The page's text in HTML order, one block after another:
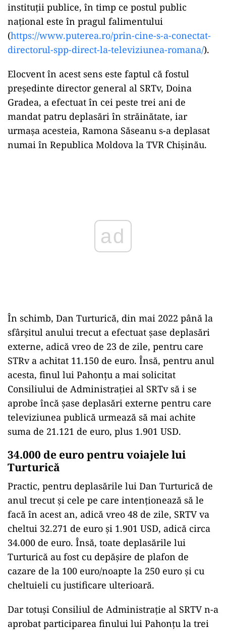
instituții publice, în timp ce postul public
național este în pragul falimentului
(https://www.puterea.ro/prin-cine-s-a-conectat-
directorul-spp-direct-la-televiziunea-romana/).
Elocvent în acest sens este faptul că fostul
președinte director general al SRTv, Doina
Gradea, a efectuat în cei peste trei ani de
mandat patru deplasări în străinătate, iar
urmașa acesteia, Ramona Săseanu s-a deplasat
numai în Republica Moldova la TVR Chișinău.
În schimb, Dan Turturică, din mai 2022 până la
sfârșitul anului trecut a efectuat șase deplasări
externe, adică vreo de 23 de zile, pentru care
STRv a achitat 11.150 de euro. Însă, pentru anul
acesta, finul lui Pahonțu a mai solicitat
Consiliului de Administrației al SRTv să i se
aprobe încă șase deplasări externe pentru care
televiziunea publică urmează să mai achite
suma de 21.121 de euro, plus 1.901 USD.
34.000 de euro pentru voiajele lui
Turturică
Practic, pentru deplasările lui Dan Turturică de
anul trecut și cele pe care intenționează să le
facă în acest an, adică vreo 48 de zile, SRTV va
cheltui 32.271 de euro și 1.901 USD, adică circa
34.000 de euro. Însă, toate deplasările lui
Turturică au fost cu depășire de plafon de
cazare de la 100 euro/noapte la 250 euro și cu
cheltuieli cu justificare ulterioară.
Dar totuși Consiliul de Administrație al SRTV n-a
aprobat participarea finului lui Pahonțu la trei